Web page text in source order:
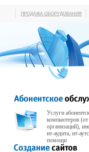
ПРОДАЖА ОБОРУДОВАНИЯ
Услуги
компьютеров
организаций),
ит-аудита, ит-
помощи